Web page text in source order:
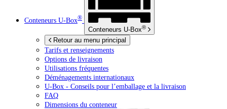
Conteneurs U-Box®
Conteneurs U-Box®
Retour au menu principal
Tarifs et renseignements
Options de livraison
Utilisations fréquentes
Déménagements internationaux
U-Box - Conseils pour l’emballage et la livraison
FAQ
Dimensions du conteneur